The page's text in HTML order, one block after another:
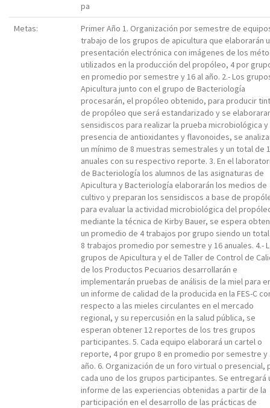
pa
Metas:
Primer Año 1. Organización por semestre de
trabajo de los grupos de apicultura que elaborarán
presentación electrónica con imágenes de los
utilizados en la producción del propóleo, 4 por
en promedio por semestre y 16 al año. 2.- Los
Apicultura junto con el grupo de Bacteriología
procesarán, el propóleo obtenido, para producir
de propóleo que será estandarizado y se
sensidiscos para realizar la prueba microbiológica
presencia de antioxidantes y flavonoides, se
un mínimo de 8 muestras semestrales y un total de
anuales con su respectivo reporte. 3. En el
de Bacteriología los alumnos de las asignaturas de
Apicultura y Bacteriología elaborarán los medios de
cultivo y preparan los sensidiscos a base de
para evaluar la actividad microbiológica del
mediante la técnica de Kirby Bauer, se espera
un promedio de 4 trabajos por grupo siendo un
8 trabajos promedio por semestre y 16 anuales. 4.-
grupos de Apicultura y el de Taller de Control de
de los Productos Pecuarios desarrollarán e
implementarán pruebas de análisis de la miel para
un informe de calidad de la producida en la FES-C
respecto a las mieles circulantes en el mercado
regional, y su repercusión en la salud pública, se
esperan obtener 12 reportes de los tres grupos
participantes. 5. Cada equipo elaborará un cartel o
reporte, 4 por grupo 8 en promedio por semestre y
año. 6. Organización de un foro virtual o presencial,
cada uno de los grupos participantes. Se entregará
informe de las experiencias obtenidas a partir de la
participación en el desarrollo de las prácticas de